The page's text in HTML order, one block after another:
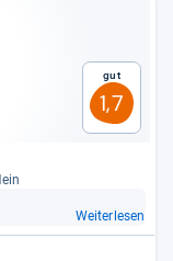
Gut
1,7
Weiterlesen